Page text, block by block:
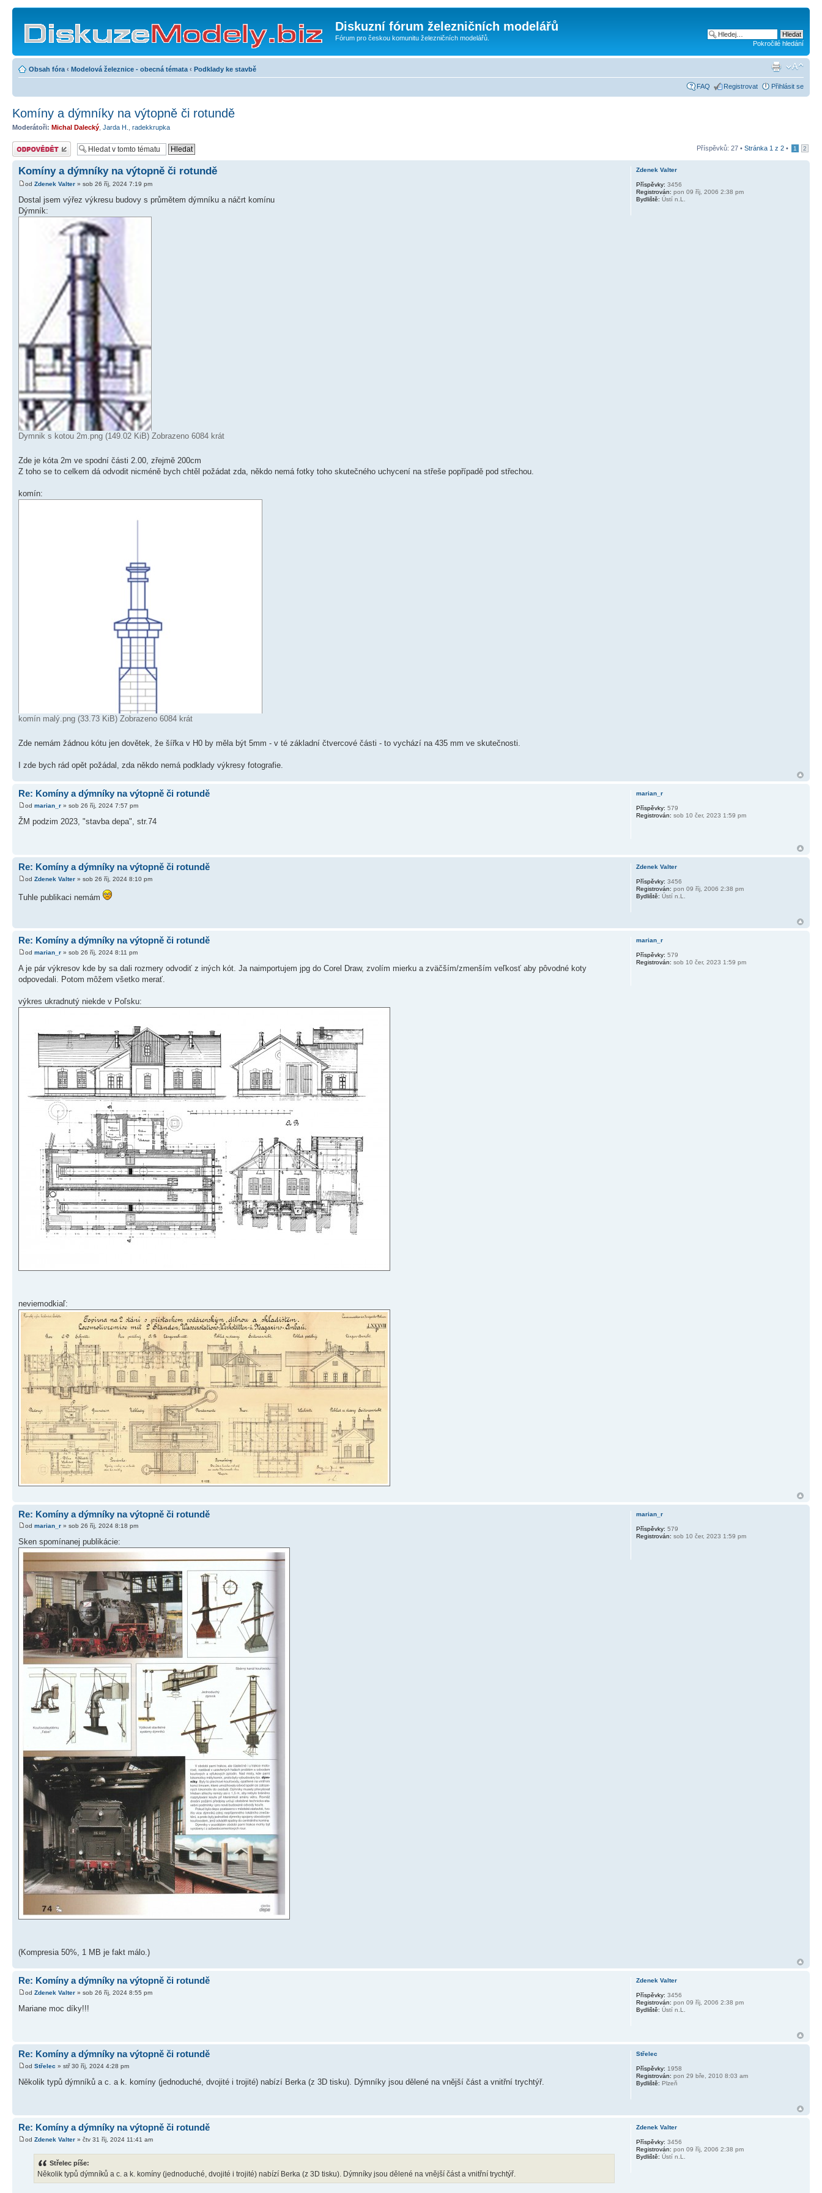
Diskuzní fórum železničních modelářů
Fórum pro českou komunitu železničních modelářů.
Pokročilé hledání
Obsah fóra ‹ Modelová železnice - obecná témata ‹ Podklady ke stavbě
FAQ Registrovat Přihlásit se
Komíny a dýmníky na výtopně či rotundě
Moderátoři: Michal Dalecký Jarda H. radekkrupka
Odeslat odpověď Příspěvků: 27 • Stránka 1 z 2 • 1 2
Komíny a dýmníky na výtopně či rotundě
od Zdenek Valter » sob 26 říj, 2024 7:19 pm
Dostal jsem výřez výkresu budovy s průmětem dýmníku a náčrt komínu
Dýmník:
Dymnik s kotou 2m.png (149.02 KiB) Zobrazeno 6084 krát
Zde je kóta 2m ve spodní části 2.00, zřejmě 200cm
Z toho se to celkem dá odvodit nicméně bych chtěl požádat zda, někdo nemá fotky toho skutečného uchycení na střeše popřípadě pod střechou.
komín:
komín malý.png (33.73 KiB) Zobrazeno 6084 krát
Zde nemám žádnou kótu jen dovětek, že šířka v H0 by měla být 5mm - v té základní čtvercové části - to vychází na 435 mm ve skutečnosti.
I zde bych rád opět požádal, zda někdo nemá podklady výkresy fotografie.
Zdenek Valter
Příspěvky: 3456
Registrován: pon 09 říj, 2006 2:38 pm
Bydliště: Ústí n.L.
Re: Komíny a dýmníky na výtopně či rotundě
od marian_r » sob 26 říj, 2024 7:57 pm
ŽM podzim 2023, "stavba depa", str.74
marian_r
Příspěvky: 579
Registrován: sob 10 čer, 2023 1:59 pm
Re: Komíny a dýmníky na výtopně či rotundě
od Zdenek Valter » sob 26 říj, 2024 8:10 pm
Tuhle publikaci nemám
Zdenek Valter
Příspěvky: 3456
Registrován: pon 09 říj, 2006 2:38 pm
Bydliště: Ústí n.L.
Re: Komíny a dýmníky na výtopně či rotundě
od marian_r » sob 26 říj, 2024 8:11 pm
A je pár výkresov kde by sa dali rozmery odvodiť z iných kót. Ja naimportujem jpg do Corel Draw, zvolím mierku a zväčším/zmenším veľkosť aby pôvodné koty
odpovedali. Potom môžem všetko merať.
výkres ukradnutý niekde v Poľsku:
neviemodkiaľ:
marian_r
Příspěvky: 579
Registrován: sob 10 čer, 2023 1:59 pm
Re: Komíny a dýmníky na výtopně či rotundě
od marian_r » sob 26 říj, 2024 8:18 pm
Sken spomínanej publikácie:
(Kompresia 50%, 1 MB je fakt málo.)
marian_r
Příspěvky: 579
Registrován: sob 10 čer, 2023 1:59 pm
Re: Komíny a dýmníky na výtopně či rotundě
od Zdenek Valter » sob 26 říj, 2024 8:55 pm
Mariane moc díky!!!
Zdenek Valter
Příspěvky: 3456
Registrován: pon 09 říj, 2006 2:38 pm
Bydliště: Ústí n.L.
Re: Komíny a dýmníky na výtopně či rotundě
od Střelec » stř 30 říj, 2024 4:28 pm
Několik typů dýmníků a c. a k. komíny (jednoduché, dvojité i trojité) nabízí Berka (z 3D tisku). Dýmníky jsou dělené na vnější část a vnitřní trychtýř.
Střelec
Příspěvky: 1958
Registrován: pon 29 bře, 2010 8:03 am
Bydliště: Plzeň
Re: Komíny a dýmníky na výtopně či rotundě
od Zdenek Valter » čtv 31 říj, 2024 11:41 am
Střelec píše:
Několik typů dýmníků a c. a k. komíny (jednoduché, dvojité i trojité) nabízí Berka (z 3D tisku). Dýmníky jsou dělené na vnější část a vnitřní trychtýř.
Zdenek Valter
Příspěvky: 3456
Registrován: pon 09 říj, 2006 2:38 pm
Bydliště: Ústí n.L.